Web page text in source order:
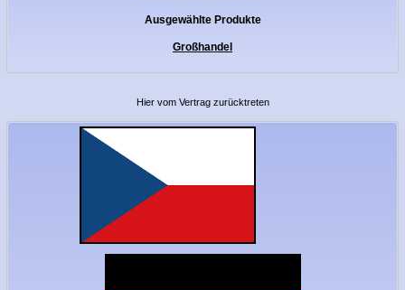
Ausgewählte Produkte
Großhandel
Hier vom Vertrag zurücktreten